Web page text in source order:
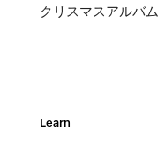
クリスマスアルバム
Learn